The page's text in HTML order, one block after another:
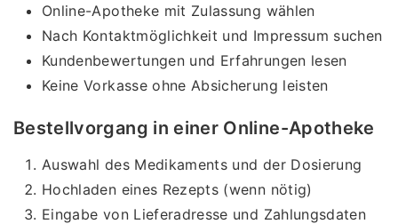
Online-Apotheke mit Zulassung wählen
Nach Kontaktmöglichkeit und Impressum suchen
Kundenbewertungen und Erfahrungen lesen
Keine Vorkasse ohne Absicherung leisten
Bestellvorgang in einer Online-Apotheke
Auswahl des Medikaments und der Dosierung
Hochladen eines Rezepts (wenn nötig)
Eingabe von Lieferadresse und Zahlungsdaten